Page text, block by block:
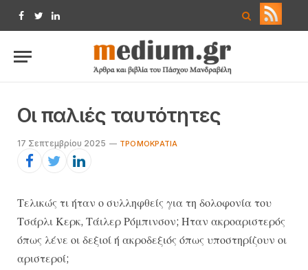
Facebook
TwitterLinkedIn
Οι παλιές ταυτότητες
17 Σεπτεμβρίου 2025 ΤΡΟΜΟΚΡΑΤΊΑ
Τελικώς τι ήταν ο συλληφθείς για τη δολοφονία του
Τσάρλι Κερκ, Τάιλερ Ρόμπινσον; Ηταν ακροαριστερός
όπως λένε οι δεξιοί ή ακροδεξιός όπως υποστηρίζουν οι
αριστεροί;